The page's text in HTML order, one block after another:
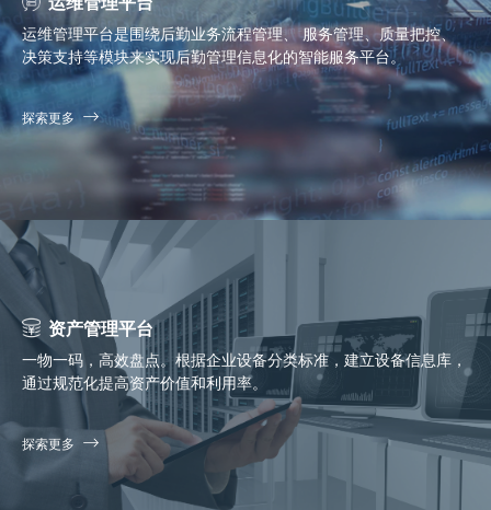
运维管理平台是围绕后勤业务流程管理、 服务管理、质量把控、
决策支持等模块来实现后勤管理信息化的智能服务平台。
探索更多
资产管理平台
一物一码，高效盘点。根据企业设备分类标准，建立设备信息库，
通过规范化提高资产价值和利用率。
探索更多